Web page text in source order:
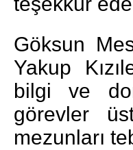
Göksun
Yakup
bilgi ve
görevler
mezunları